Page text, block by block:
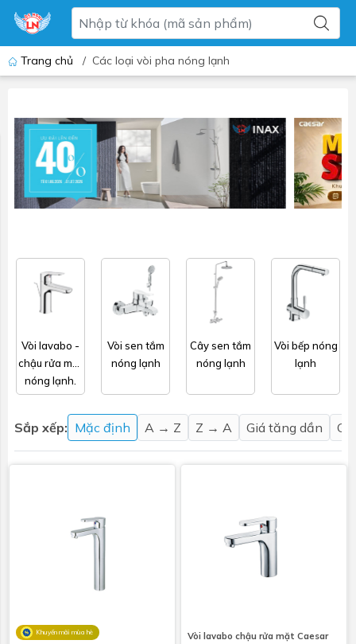
Trang chủ / Các loại vòi pha nóng lạnh
Vòi lavabo -
chậu rửa mặt
nóng lạnh.
Vòi sen tắm
nóng lạnh
Cây sen tắm
nóng lạnh
Vòi bếp nóng
lạnh
Sắp xếp: Mặc định A → Z Z → A Giá tăng dần
Khuyến mãi mùa hè
Vòi lavabo chậu rửa mặt Caesar